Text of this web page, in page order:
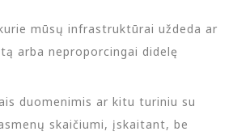
mūsų infrastruktūrai uždeda ar
arba neproporcingai didelę
duomenimis ar kitu turiniu su
skaičiumi, įskaitant, be